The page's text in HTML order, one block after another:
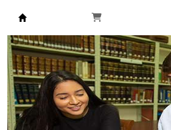
Biblioteca Universidad